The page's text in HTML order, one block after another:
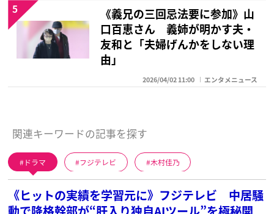
《義兄の三回忌法要に参加》山
口百恵さん 義姉が明かす夫・
友和と「夫婦げんかをしない理
由」
2026/04/02 11:00 エンタメニュース
5
関連キーワードの記事を探す
ドラマ フジテレビ 木村佳乃
《ヒットの実績を学習元に》フジテレビ 中居騒